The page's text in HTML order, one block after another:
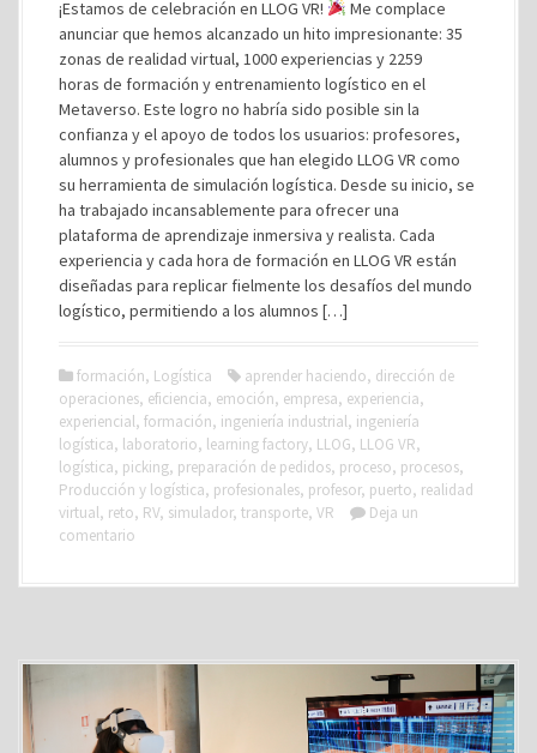
¡Estamos de celebración en LLOG VR!
Me complace
anunciar que hemos alcanzado un hito impresionante: 35
zonas de realidad virtual, 1000 experiencias y 2259
horas de formación y entrenamiento logístico en el
Metaverso. Este logro no habría sido posible sin la
confianza y el apoyo de todos los usuarios: profesores,
alumnos y profesionales que han elegido LLOG VR como
su herramienta de simulación logística. Desde su inicio, se
ha trabajado incansablemente para ofrecer una
plataforma de aprendizaje inmersiva y realista. Cada
experiencia y cada hora de formación en LLOG VR están
diseñadas para replicar fielmente los desafíos del mundo
logístico, permitiendo a los alumnos […]
formación, Logística aprender haciendo, dirección de
operaciones, eficiencia, emoción, empresa, experiencia,
experiencial, formación, ingeniería industrial, ingeniería
logística, laboratorio, learning factory, LLOG, LLOG VR,
logística, picking, preparación de pedidos, proceso, procesos,
Producción y logística, profesionales, profesor, puerto, realidad
virtual, reto, RV, simulador, transporte, VR
Deja un
comentario